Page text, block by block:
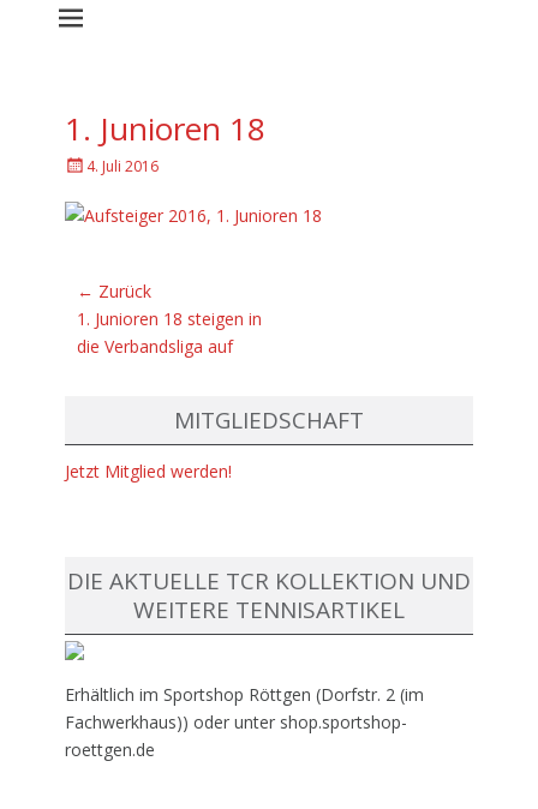
1. Junioren 18
G
p
4. Juli 2016
Beitragsnavigation
← Zurück
Vorhergehender
Beitrag:
1. Junioren 18 steigen in
die Verbandsliga auf
MITGLIEDSCHAFT
Jetzt Mitglied werden!
DIE AKTUELLE TCR KOLLEKTION UND
WEITERE TENNISARTIKEL
Erhältlich im Sportshop Röttgen (Dorfstr. 2 (im
Fachwerkhaus)) oder unter shop.sportshop-
roettgen.de